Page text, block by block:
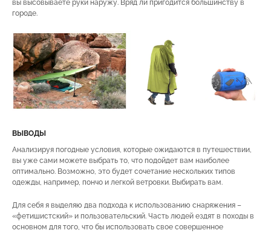
вы высовываете руки наружу. Вряд ли пригодится большинству в
городе.
ВЫВОДЫ
Анализируя погодные условия, которые ожидаются в путешествии,
вы уже сами можете выбрать то, что подойдет вам наиболее
оптимально. Возможно, это будет сочетание нескольких типов
одежды, например, пончо и легкой ветровки. Выбирать вам.
Для себя я выделяю два подхода к использованию снаряжения –
«фетишистский» и пользовательский. Часть людей ездят в походы в
основном для того, что бы использовать свое совершенное